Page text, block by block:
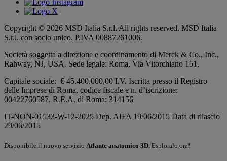
Copyright © 2026 MSD Italia S.r.l. All rights reserved. MSD Italia
S.r.l. con socio unico. P.IVA 00887261006.
Società soggetta a direzione e coordinamento di Merck & Co., Inc.,
Rahway, NJ, USA. Sede legale: Roma, Via Vitorchiano 151.
Capitale sociale: € 45.400.000,00 I.V. Iscritta presso il Registro
delle Imprese di Roma, codice fiscale e n. d’iscrizione:
00422760587. R.E.A. di Roma: 314156
IT-NON-01533-W-12-2025 Dep. AIFA 19/06/2015 Data di rilascio
29/06/2015
Disponibile il nuovo servizio Atlante anatomico 3D. Esploralo ora!